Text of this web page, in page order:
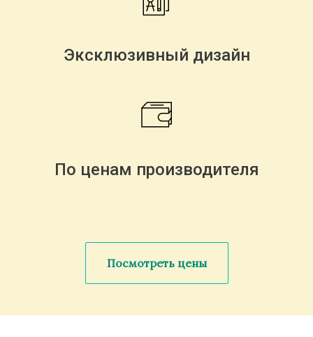
Эксклюзивный дизайн
По ценам производителя
Посмотреть цены